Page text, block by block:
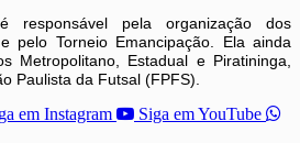
pela organização dos
pelo Torneio Emancipação. Ela ainda
Metropolitano, Estadual e Piratininga,
Paulista da Futsal (FPFS).
em Instagram
Siga em YouTube